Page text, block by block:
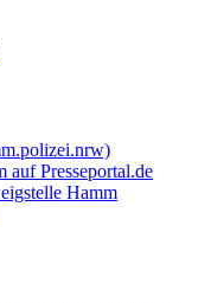
auf Presseportal.de
Hamm